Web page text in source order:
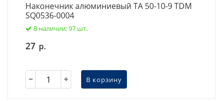
Наконечник алюминиевый ТА 50-10-9 TDM
SQ0536-0004
В наличии: 97 шт.
27 р.
В корзину